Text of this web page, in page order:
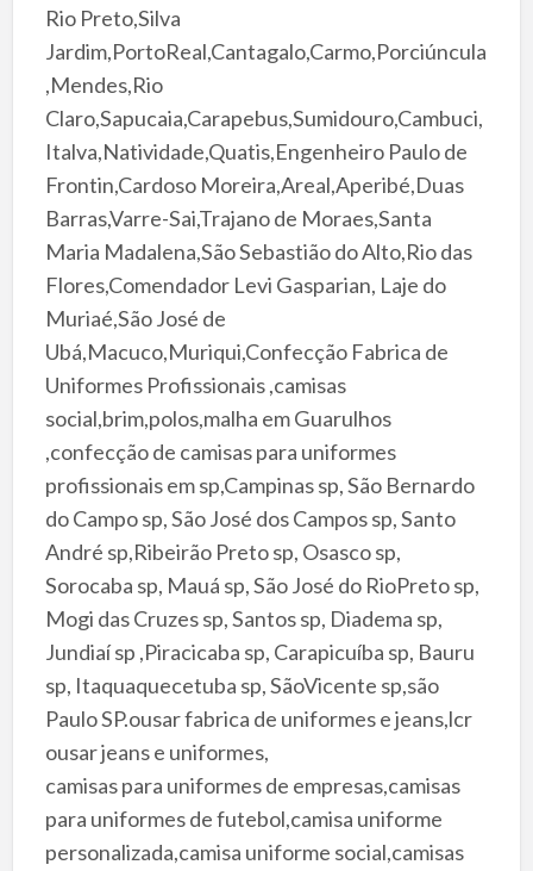
Rio Preto,Silva
Jardim,PortoReal,Cantagalo,Carmo,Porciúncula
,Mendes,Rio
Claro,Sapucaia,Carapebus,Sumidouro,Cambuci,
Italva,Natividade,Quatis,Engenheiro Paulo de
Frontin,Cardoso Moreira,Areal,Aperibé,Duas
Barras,Varre-Sai,Trajano de Moraes,Santa
Maria Madalena,São Sebastião do Alto,Rio das
Flores,Comendador Levi Gasparian, Laje do
Muriaé,São José de
Ubá,Macuco,Muriqui,Confecção Fabrica de
Uniformes Profissionais ,camisas
social,brim,polos,malha em Guarulhos
,confecção de camisas para uniformes
profissionais em sp,Campinas sp, São Bernardo
do Campo sp, São José dos Campos sp, Santo
André sp,Ribeirão Preto sp, Osasco sp,
Sorocaba sp, Mauá sp, São José do RioPreto sp,
Mogi das Cruzes sp, Santos sp, Diadema sp,
Jundiaí sp ,Piracicaba sp, Carapicuíba sp, Bauru
sp, Itaquaquecetuba sp, SãoVicente sp,são
Paulo SP.ousar fabrica de uniformes e jeans,lcr
ousar jeans e uniformes,
camisas para uniformes de empresas,camisas
para uniformes de futebol,camisa uniforme
personalizada,camisa uniforme social,camisas